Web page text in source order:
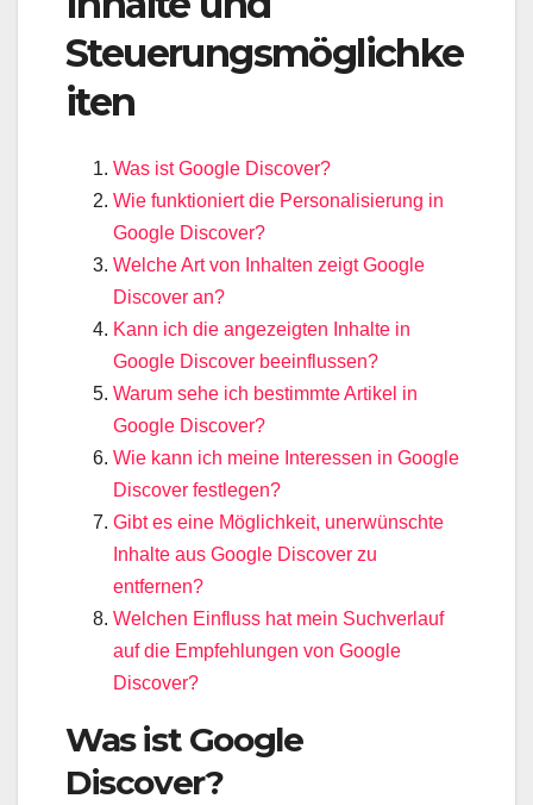
Steuerungsmöglichke
iten
Was ist Google Discover?
Wie funktioniert die Personalisierung in
Google Discover?
Welche Art von Inhalten zeigt Google
Discover an?
Kann ich die angezeigten Inhalte in
Google Discover beeinflussen?
Warum sehe ich bestimmte Artikel in
Google Discover?
Wie kann ich meine Interessen in Google
Discover festlegen?
Gibt es eine Möglichkeit, unerwünschte
Inhalte aus Google Discover zu
entfernen?
Welchen Einfluss hat mein Suchverlauf
auf die Empfehlungen von Google
Discover?
Was ist Google
Discover?